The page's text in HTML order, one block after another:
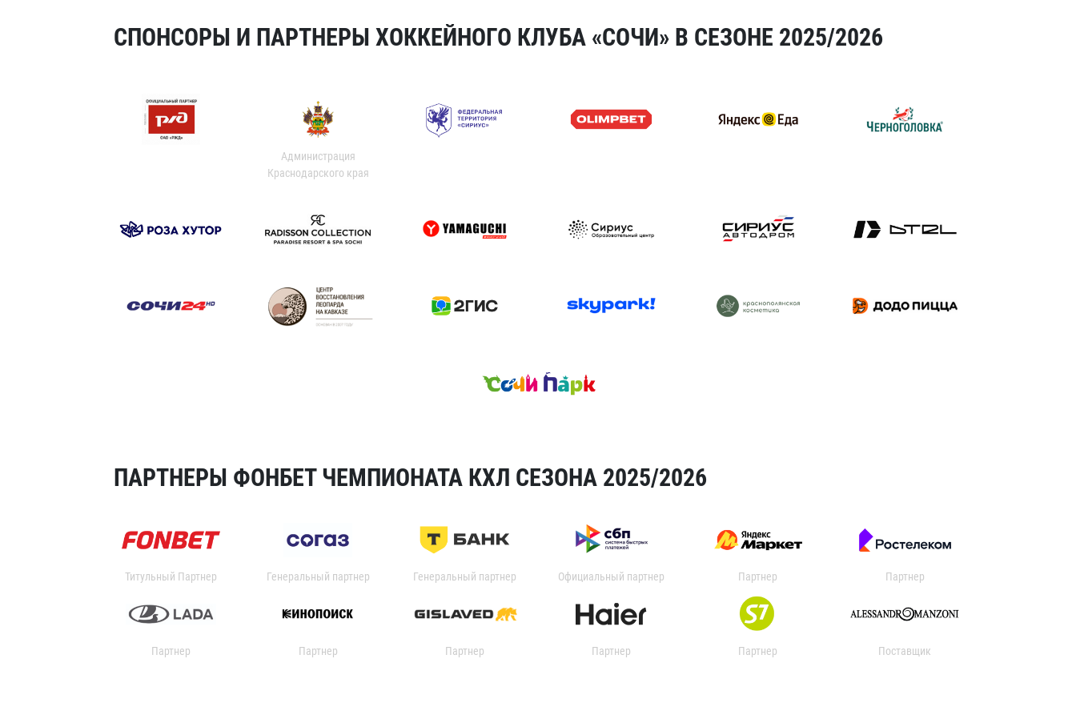
СПОНСОРЫ И ПАРТНЕРЫ ХОККЕЙНОГО КЛУБА «СОЧИ» В СЕЗОНЕ 2025/2026
Администрация
Краснодарского края
ПАРТНЕРЫ ФОНБЕТ ЧЕМПИОНАТА КХЛ СЕЗОНА 2025/2026
Титульный Партнер Генеральный партнер Генеральный партнер Официальный партнер Партнер Партнер
Партнер Партнер Партнер Партнер Партнер Поставщик